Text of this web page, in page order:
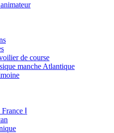
de course
manche Atlantique
Ⅰ